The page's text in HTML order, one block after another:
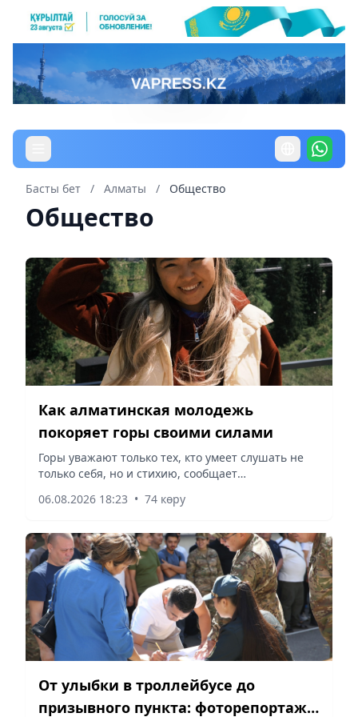
Басты бет / Алматы / Общество
Общество
Как алматинская молодежь
покоряет горы своими силами
Горы уважают только тех, кто умеет слушать не
только себя, но и стихию, сообщает
06.08.2026 18:23 • 74 көру
От улыбки в троллейбусе до
призывного пункта: фоторепортаж о